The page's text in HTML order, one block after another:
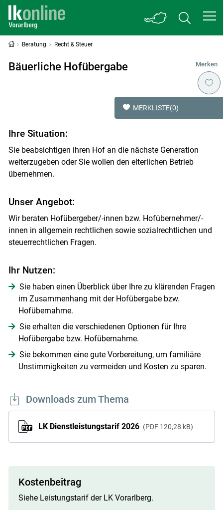
Beratung Recht & Steuer
Merken
Bäuerliche Hofübergabe
MERKLISTE(0)
Ihre Situation:
Sie beabsichtigen ihren Hof an die nächste Generation
weiterzugeben oder Sie wollen den elterlichen Betrieb
übernehmen.
Unser Angebot:
Wir beraten Hofübergeber/-innen bzw. Hofübernehmer/-
innen in allgemein rechtlichen sowie sozialrechtlichen und
steuerrechtlichen Fragen.
Ihr Nutzen:
Sie haben einen Überblick über Ihre zu klärenden Fragen
im Zusammenhang mit der Hofübergabe bzw.
Hofübernahme.
Sie erhalten die verschiedenen Optionen für Ihre
Hofübergabe bzw. Hofübernahme.
Sie bekommen eine gute Vorbereitung, um familiäre
Unstimmigkeiten zu vermeiden und Kosten zu sparen.
Downloads zum Thema
LK Dienstleistungstarif 2026 PDF 120,28 kB
Kostenbeitrag
Siehe Leistungstarif der LK Vorarlberg.